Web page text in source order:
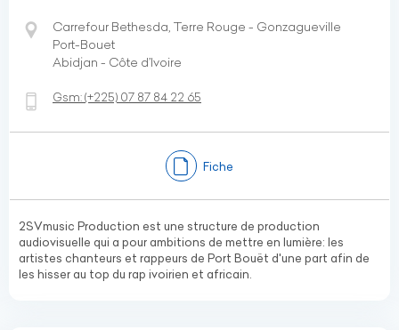
Carrefour Bethesda, Terre Rouge - Gonzagueville
Port-Bouet
Abidjan - Côte d’Ivoire
Gsm:(+225) 07 87 84 22 65
Fiche
2SVmusic Production est une structure de production
audiovisuelle qui a pour ambitions de mettre en lumière: les
artistes chanteurs et rappeurs de Port Bouët d'une part afin de
les hisser au top du rap ivoirien et africain.